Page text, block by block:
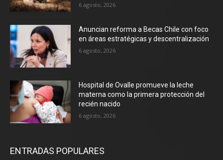
6 agosto, 2026
Anuncian reforma a Becas Chile con foco
en áreas estratégicas y descentralización
6 agosto, 2026
Hospital de Ovalle promueve la leche
materna como la primera protección del
recién nacido
6 agosto, 2026
ENTRADAS POPULARES